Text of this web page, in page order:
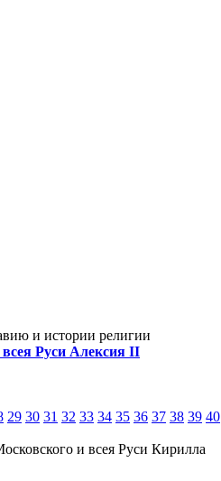
и истории религии
Руси Алексия II
29 30 31 32 33 34 35 36 37 38 39 40
и всея Руси Кирилла